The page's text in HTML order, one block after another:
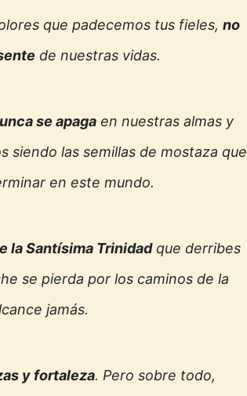
que padecemos tus fieles, no
de nuestras vidas.
se apagaen nuestras almas y
siendo las semillas de mostaza que
en este mundo.
la Santísima Trinidadque derribes
se pierda por los caminos de la
jamás.
y fortaleza. Pero sobre todo,